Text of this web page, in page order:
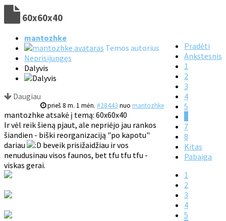
60x60x40
Pradėti
Ankstesnis
1
2
3
4
5
7
8
Kitas
Pabaiga
1
2
3
4
5
mantozhke
Temos autorius
Neprisijungęs
Dalyvis
Daugiau
prieš 8 m. 1 mėn. #28443 nuo mantozhke
mantozhke atsakė į temą: 60x60x40
Ir vėl reik šieną pjaut, ale nepriėjo jau rankos
šiandien - biški reorganizaciją "po kapotu"
dariau
beveik prisižaidžiau ir vos
nenudusinau visos faunos, bet tfu tfu tfu -
viskas gerai.